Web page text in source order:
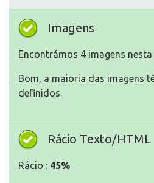
Imagens
Encontrámos 4 imagens nesta
Bom, a maioria das imagens
definidos.
Rácio Texto/HTML
Rácio : 45%